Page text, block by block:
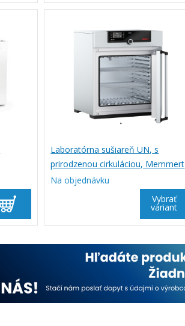
Laboratórna sušiareň UN, s
prirodzenou cirkuláciou, Memmert
Na objednávku
Vybrať
variant